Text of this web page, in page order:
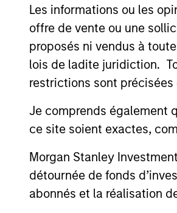
Les informations ou les
offre de vente ou une
proposés ni vendus à
lois de ladite juridiction.
restrictions sont
Je comprends également
ce site soient exactes,
Morgan Stanley
détournée de fonds
abonnés et la réalisation
semestriels, en allemand, ainsi
Carnegie Fund Services SA, 11,
Si la société de gestion du Fonds
conformément aux règles UCITS.
Veuillez consulter notre page de
toutes les données sur les
La valeur des investissements et
Les données de performance des
performance depuis le début de
examiner attentivement les
Le recours à l'effet de levier